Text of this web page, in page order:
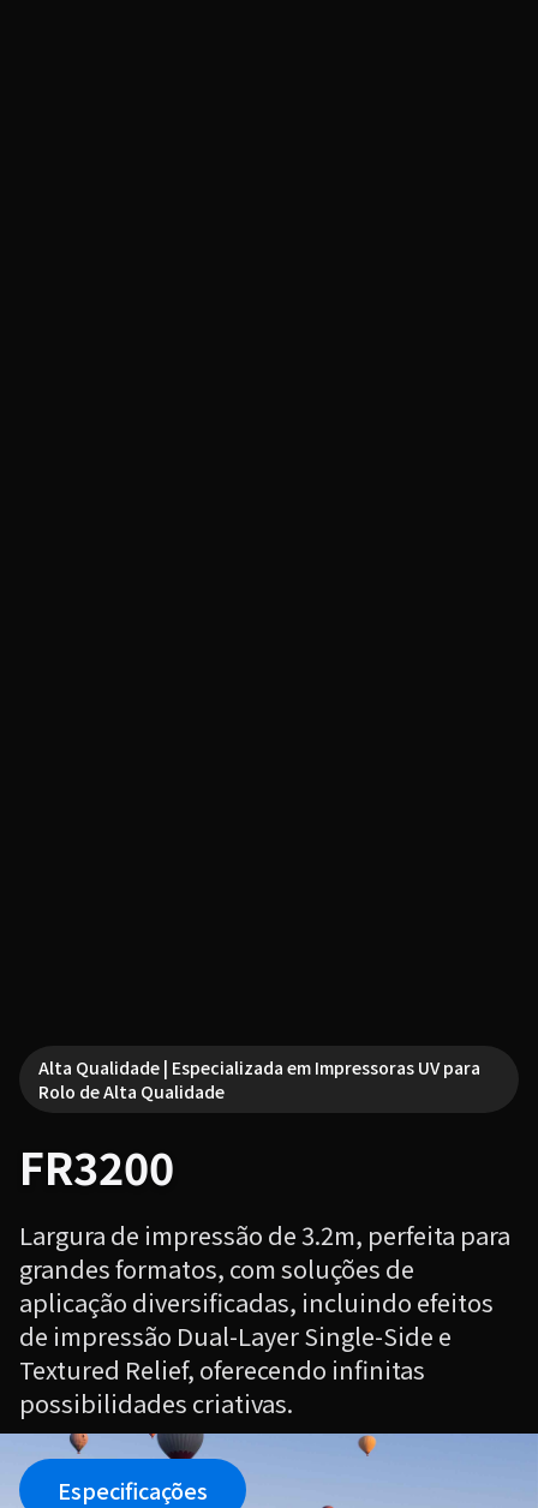
Alta Qualidade | Especializada em Impressoras UV para
Rolo de Alta Qualidade
FR3200
Largura de impressão de 3.2m, perfeita para
grandes formatos, com soluções de
aplicação diversificadas, incluindo efeitos
de impressão Dual-Layer Single-Side e
Textured Relief, oferecendo infinitas
possibilidades criativas.
Especificações